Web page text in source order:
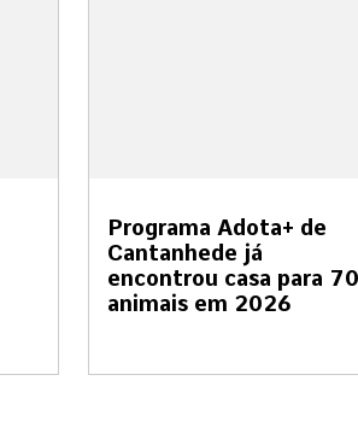
Programa Adota+ de
Cantanhede já
encontrou casa para 70
animais em 2026